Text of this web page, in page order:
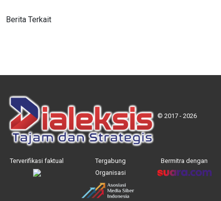
Berita Terkait
© 2017 - 2026
Terverifikasi faktual
Tergabung
Organisasi
Bermitra dengan